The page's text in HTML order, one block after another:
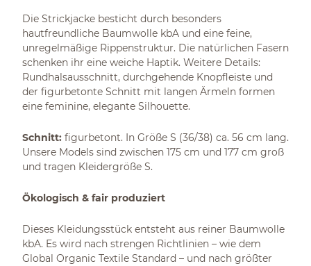
Die Strickjacke besticht durch besonders
hautfreundliche Baumwolle kbA und eine feine,
unregelmäßige Rippenstruktur. Die natürlichen Fasern
schenken ihr eine weiche Haptik. Weitere Details:
Rundhalsausschnitt, durchgehende Knopfleiste und
der figurbetonte Schnitt mit langen Ärmeln formen
eine feminine, elegante Silhouette.
Schnitt: figurbetont. In Größe S (36/38) ca. 56 cm lang.
Unsere Models sind zwischen 175 cm und 177 cm groß
und tragen Kleidergröße S.
Ökologisch & fair produziert
Dieses Kleidungsstück entsteht aus reiner Baumwolle
kbA. Es wird nach strengen Richtlinien – wie dem
Global Organic Textile Standard – und nach größter